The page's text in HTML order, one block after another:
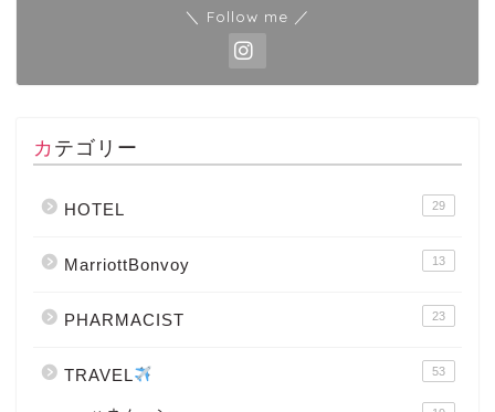
＼ Follow me ／
カテゴリー
HOTEL 29
MarriottBonvoy 13
PHARMACIST 23
TRAVEL 53